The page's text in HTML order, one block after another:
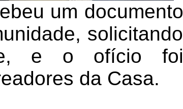
um documento
solicitando
e o ofício foi
da Casa.